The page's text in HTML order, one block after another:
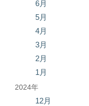
6月
5月
4月
3月
2月
1月
2024年
12月